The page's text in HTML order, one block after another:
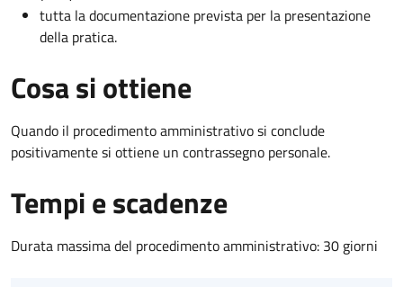
tutta la documentazione prevista per la presentazione
della pratica.
Cosa si ottiene
Quando il procedimento amministrativo si conclude
positivamente si ottiene un contrassegno personale.
Tempi e scadenze
Durata massima del procedimento amministrativo: 30 giorni